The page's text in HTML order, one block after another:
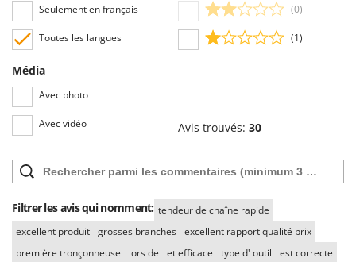
U
Udor
V
Verdemax
Vesco
Waldner
Weber
WIDU
Seulement en français
Toutes les langues
Média
Avec photo
Avec vidéo
(0)
(1)
Avis trouvés: 30
Filtrer les avis qui nomment: tendeur de chaîne rapide
excellent produit grosses branches excellent rapport qualité prix
première tronçonneuse
lors de et efficace type d' outil
est correcte